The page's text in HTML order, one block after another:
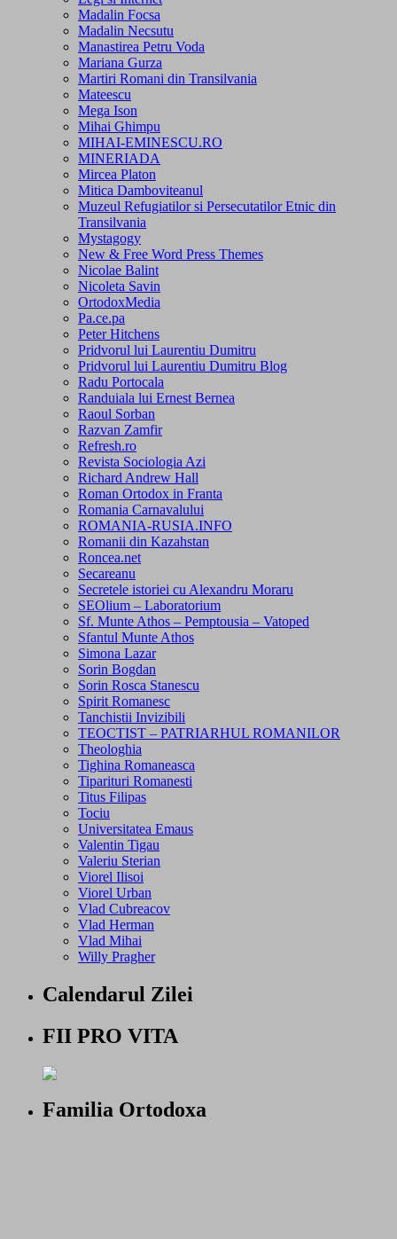
Madalin Focsa
Madalin Necsutu
Manastirea Petru Voda
Mariana Gurza
Martiri Romani din Transilvania
Mateescu
Mega Ison
Mihai Ghimpu
MIHAI-EMINESCU.RO
MINERIADA
Mircea Platon
Mitica Damboviteanul
Muzeul Refugiatilor si Persecutatilor Etnic din
Transilvania
Mystagogy
New & Free Word Press Themes
Nicolae Balint
Nicoleta Savin
OrtodoxMedia
Pa.ce.pa
Peter Hitchens
Pridvorul lui Laurentiu Dumitru
Pridvorul lui Laurentiu Dumitru Blog
Radu Portocala
Randuiala lui Ernest Bernea
Raoul Sorban
Razvan Zamfir
Refresh.ro
Revista Sociologia Azi
Richard Andrew Hall
Roman Ortodox in Franta
Romania Carnavalului
ROMANIA-RUSIA.INFO
Romanii din Kazahstan
Roncea.net
Secareanu
Secretele istoriei cu Alexandru Moraru
SEOlium – Laboratorium
Sf. Munte Athos – Pemptousia – Vatoped
Sfantul Munte Athos
Simona Lazar
Sorin Bogdan
Sorin Rosca Stanescu
Spirit Romanesc
Tanchistii Invizibili
TEOCTIST – PATRIARHUL ROMANILOR
Theologhia
Tighina Romaneasca
Tiparituri Romanesti
Titus Filipas
Tociu
Universitatea Emaus
Valentin Tigau
Valeriu Sterian
Viorel Ilisoi
Viorel Urban
Vlad Cubreacov
Vlad Herman
Vlad Mihai
Willy Pragher
Calendarul Zilei
FII PRO VITA
Familia Ortodoxa